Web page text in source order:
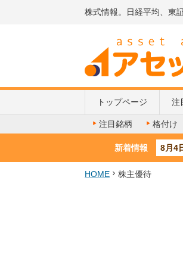
株式情報。日経平均、東
トップページ 注
注目銘柄 格付け
新着情報 8月3
8月2
HOME 株主優待